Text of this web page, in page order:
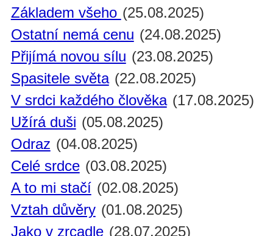
Základem všeho (25.08.2025)
Ostatní nemá cenu (24.08.2025)
Přijímá novou sílu (23.08.2025)
Spasitele světa (22.08.2025)
V srdci každého člověka (17.08.2025)
Užírá duši (05.08.2025)
Odraz (04.08.2025)
Celé srdce (03.08.2025)
A to mi stačí (02.08.2025)
Vztah důvěry (01.08.2025)
Jako v zrcadle (28.07.2025)